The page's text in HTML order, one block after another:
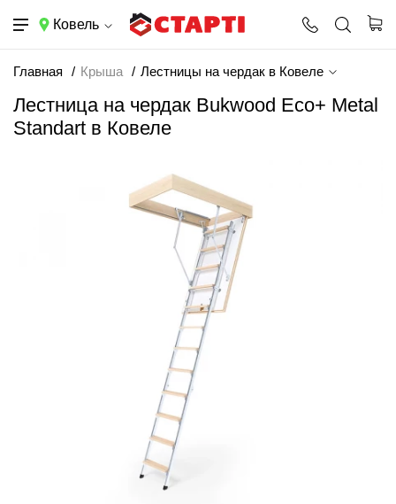
Ковель
Главная Крыша Лестницы на чердак в Ковеле
Лестница на чердак Bukwood Eco+ Metal
Standart в Ковеле